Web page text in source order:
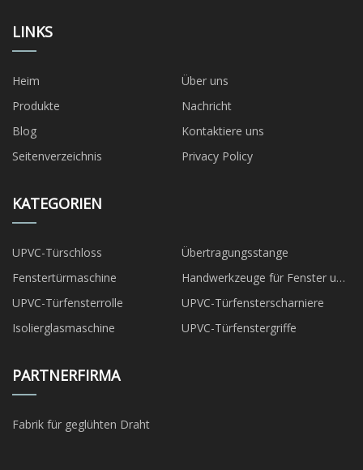
LINKS
Heim
Über uns
Produkte
Nachricht
Blog
Kontaktiere uns
Seitenverzeichnis
Privacy Policy
KATEGORIEN
UPVC-Türschloss
Übertragungsstange
Fenstertürmaschine
Handwerkzeuge für Fenster und
Türen
UPVC-Türfensterrolle
UPVC-Türfensterscharniere
Isolierglasmaschine
UPVC-Türfenstergriffe
PARTNERFIRMA
Fabrik für geglühten Draht